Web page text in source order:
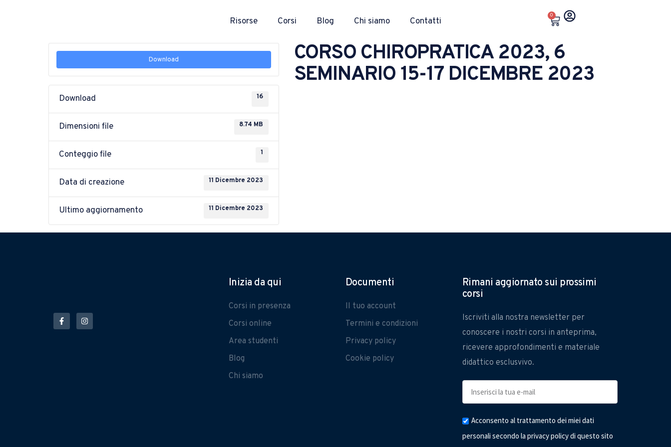
Risorse Corsi Blog Chi siamo Contatti
0
Download
Download 16
Dimensioni file 8.74 MB
Conteggio file 1
Data di creazione 11 Dicembre 2023
Ultimo aggiornamento 11 Dicembre 2023
CORSO CHIROPRATICA 2023, 6
SEMINARIO 15-17 DICEMBRE 2023
Inizia da qui
Corsi in presenza
Corsi online
Area studenti
Blog
Chi siamo
Documenti
Il tuo account
Termini e condizioni
Privacy policy
Cookie policy
Rimani aggiornato sui prossimi
corsi
Iscriviti alla nostra newsletter per
conoscere i nostri corsi in anteprima,
ricevere approfondimenti e materiale
didattico esclusvivo.
Acconsento al trattamento dei miei dati
personali secondo la privacy policy di questo sito